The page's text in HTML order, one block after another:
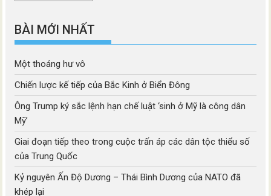
BÀI MỚI NHẤT
Một thoáng hư vô
Chiến lược kế tiếp của Bắc Kinh ở Biển Đông
Ông Trump ký sắc lệnh hạn chế luật ‘sinh ở Mỹ là công dân
Mỹ’
Giai đoạn tiếp theo trong cuộc trấn áp các dân tộc thiểu số
của Trung Quốc
Kỷ nguyên Ấn Độ Dương – Thái Bình Dương của NATO đã
khép lại